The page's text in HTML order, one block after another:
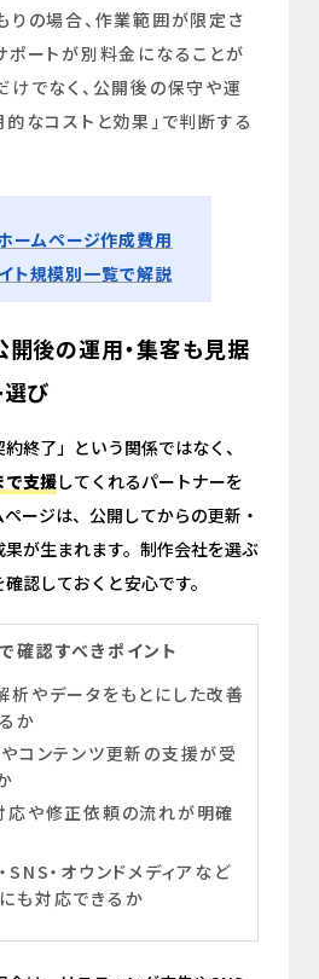
りの場合、作業範囲が限定さ
ポートが別料金になることが
けでなく、公開後の保守や運
的なコストと効果」で判断する
ームページ作成費用
ト規模別一覧で解説
開後の運用・集客も見据
び
約終了」という関係ではなく、
で支援してくれるパートナーを
ージは、公開してからの更新・
が生まれます。制作会社を選ぶ
認しておくと安心です。
確認すべきポイント
析やデータをもとにした改善
か
コンテンツ更新の支援が受
応や修正依頼の流れが明確
SNS・オウンドメディアなど
も対応できるか